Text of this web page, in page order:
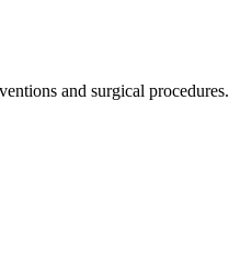
and surgical procedures.